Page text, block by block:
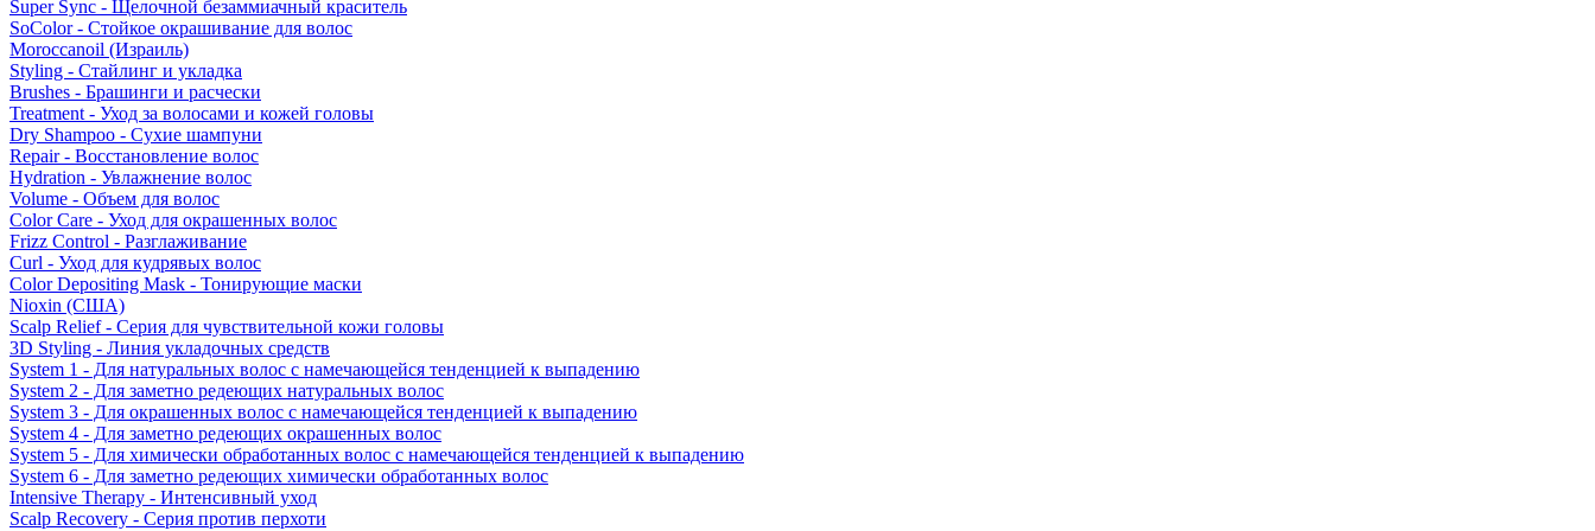
Super Sync - Щелочной безаммиачный краситель
SoColor - Стойкое окрашивание для волос
Moroccanoil (Израиль)
Styling - Стайлинг и укладка
Brushes - Брашинги и расчески
Treatment - Уход за волосами и кожей головы
Dry Shampoo - Сухие шампуни
Repair - Восстановление волос
Hydration - Увлажнение волос
Volume - Объем для волос
Color Care - Уход для окрашенных волос
Frizz Control - Разглаживание
Curl - Уход для кудрявых волос
Color Depositing Mask - Тонирующие маски
Nioxin (США)
Scalp Relief - Серия для чувствительной кожи головы
3D Styling - Линия укладочных средств
System 1 - Для натуральных волос с намечающейся тенденцией к выпадению
System 2 - Для заметно редеющих натуральных волос
System 3 - Для окрашенных волос с намечающейся тенденцией к выпадению
System 4 - Для заметно редеющих окрашенных волос
System 5 - Для химически обработанных волос с намечающейся тенденцией к выпадению
System 6 - Для заметно редеющих химически обработанных волос
Intensive Therapy - Интенсивный уход
Scalp Recovery - Серия против перхоти